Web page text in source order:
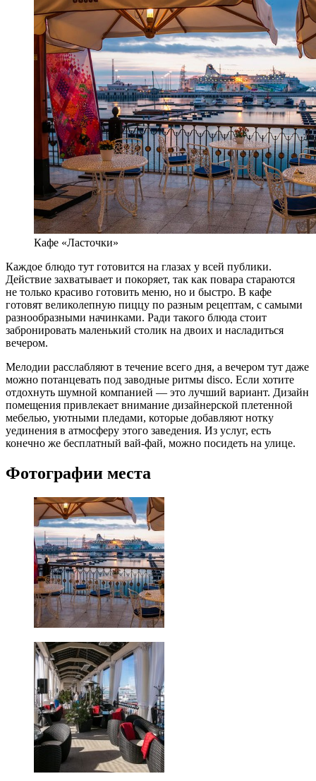
Кафе «Ласточки»
Каждое блюдо тут готовится на глазах у всей публики.
Действие захватывает и покоряет, так как повара стараются
не только красиво готовить меню, но и быстро. В кафе
готовят великолепную пиццу по разным рецептам, с самыми
разнообразными начинками. Ради такого блюда стоит
забронировать маленький столик на двоих и насладиться
вечером.
Мелодии расслабляют в течение всего дня, а вечером тут даже
можно потанцевать под заводные ритмы disco. Если хотите
отдохнуть шумной компанией — это лучший вариант. Дизайн
помещения привлекает внимание дизайнерской плетенной
мебелью, уютными пледами, которые добавляют нотку
уединения в атмосферу этого заведения. Из услуг, есть
конечно же бесплатный вай-фай, можно посидеть на улице.
Фотографии места